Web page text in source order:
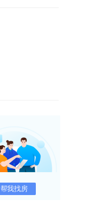
帮我找房